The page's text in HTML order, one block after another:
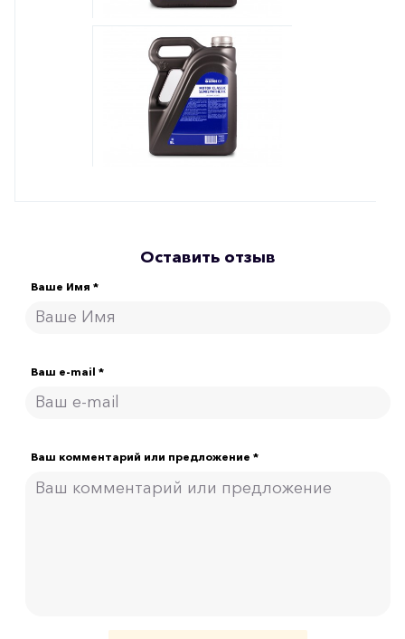
Оставить отзыв
Ваше Имя *
Ваш e-mail *
Ваш комментарий или предложение *